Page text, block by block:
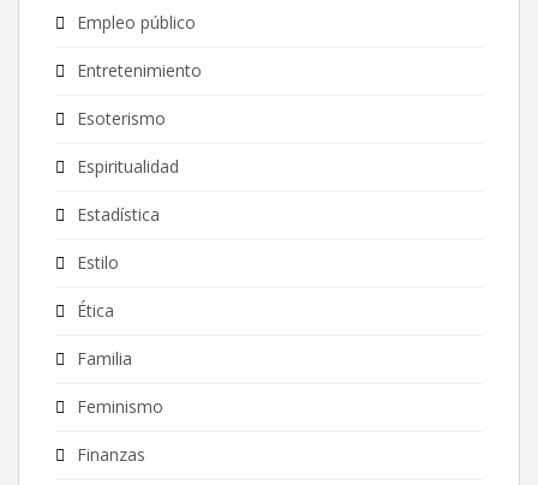
Empleo público
Entretenimiento
Esoterismo
Espiritualidad
Estadística
Estilo
Ética
Familia
Feminismo
Finanzas